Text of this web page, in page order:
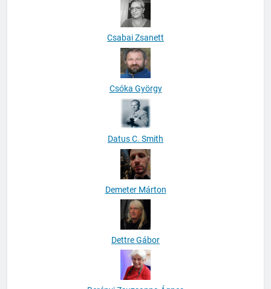
Csabai Zsanett
Csóka György
Datus C. Smith
Demeter Márton
Dettre Gábor